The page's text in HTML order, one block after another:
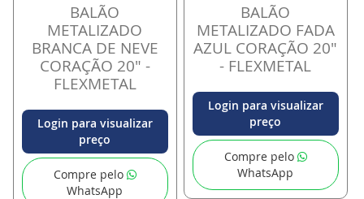
BALÃO
METALIZADO
BRANCA DE NEVE
CORAÇÃO 20" -
FLEXMETAL
Login para visualizar
preço
Compre pelo
WhatsApp
BALÃO
METALIZADO FADA
AZUL CORAÇÃO 20"
- FLEXMETAL
Login para visualizar
preço
Compre pelo
WhatsApp